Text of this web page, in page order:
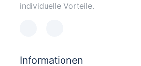
individuelle Vorteile.
Informationen